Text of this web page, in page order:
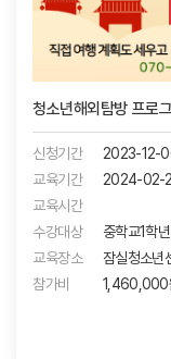
청소년해외탐방 프로
신청기간
2023-12-
교육기간
2024-02-
교육시간
수강대상
중학교1학
교육장소
잠실청소년
참가비
1,460,000